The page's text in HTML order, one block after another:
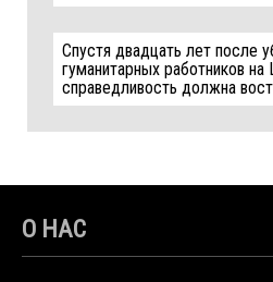
Спустя двадцать лет после
гуманитарных работников
справедливость должна
О НАС